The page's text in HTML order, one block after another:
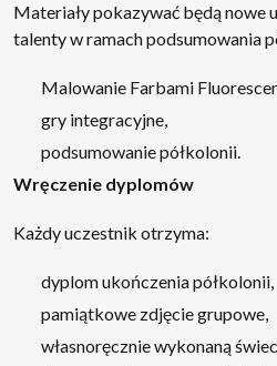
Materiały pokazywać będą nowe
talenty w ramach podsumowania
Malowanie Farbami
gry integracyjne,
podsumowanie półkolonii.
Wręczenie dyplomów
Każdy uczestnik otrzyma:
dyplom ukończenia półkolonii,
pamiątkowe zdjęcie grupowe,
własnoręcznie wykonaną